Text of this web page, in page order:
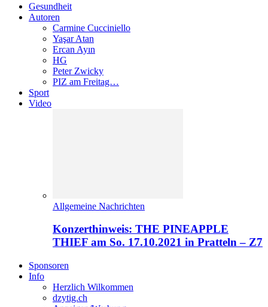
Gesundheit
Autoren
Carmine Cucciniello
Yaşar Atan
Ercan Ayın
HG
Peter Zwicky
PIZ am Freitag…
Sport
Video
Allgemeine Nachrichten
Konzerthinweis: THE PINEAPPLE
THIEF am So. 17.10.2021 in Pratteln – Z7
Sponsoren
Info
Herzlich Wilkommen
dzytig.ch